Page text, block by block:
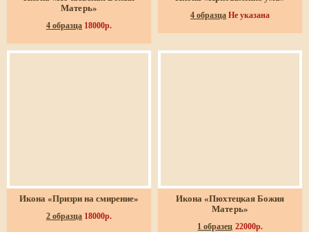
Матерь»
4 образца 18000р.
4 образца Не указана
Икона «Призри на смирение»
2 образца 18000р.
Икона «Пюхтецкая Божия
Матерь»
1 образец 22000р.